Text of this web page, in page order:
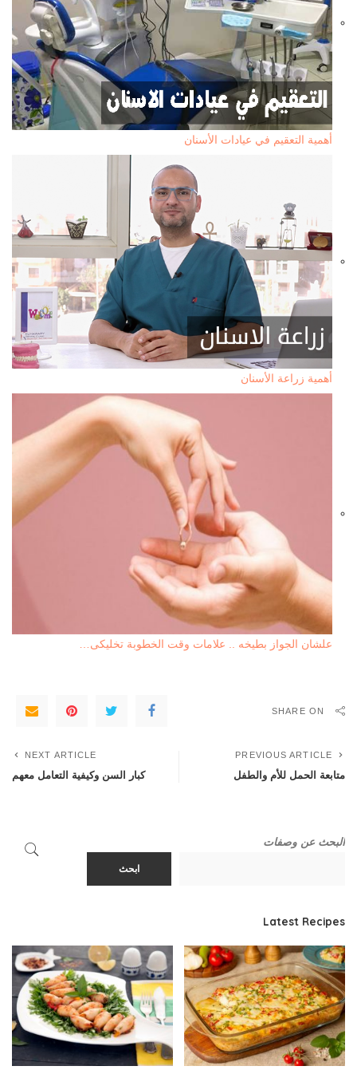
أهمية التعقيم في عيادات الأسنان
أهمية زراعة الأسنان
علشان الجواز بطيخه .. علامات وقت الخطوبة تخليكى…
SHARE ON
PREVIOUS ARTICLE
متابعة الحمل للأم والطفل
NEXT ARTICLE
كبار السن وكيفية التعامل معهم
البحث عن وصفات
ابحث
Latest Recipes